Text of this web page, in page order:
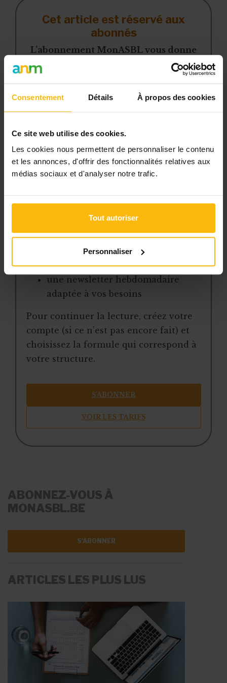
Consentement Détails À propos des cookies
Ce site web utilise des cookies.
Les cookies nous permettent de personnaliser le contenu
et les annonces, d'offrir des fonctionnalités relatives aux
médias sociaux et d'analyser notre trafic.
Tout autoriser
Personnaliser
Cet article est réservé aux
abonnés
L’abonnement MonASBL vous donne
un accès complet à des ressources
pratiques et à une expertise actualisée
pour gérer efficacement votre ASBL.
Avec votre abonnement, vous
bénéficiez de :
l’accès libre à l’ensemble des
contenus du site
des articles, dossiers et conseils
pratiques régulièrement mis à jour
jurisprudence
une boîte à outils avec des
modèles et ressources
téléchargeables
une newsletter hebdomadaire
adaptée à vos besoins
Pour continuer la lecture, créez votre
compte (si ce n’est pas encore fait) et
choisissez la formule qui correspond à
votre structure.
S’ABONNER
VOIR LES TARIFS
ABONNEZ-VOUS À
MONASBL.BE
S'ABONNER
ARTICLES LES PLUS LUS
LA RÉMUNÉRATION
LES AIDES À L'EMPLOI